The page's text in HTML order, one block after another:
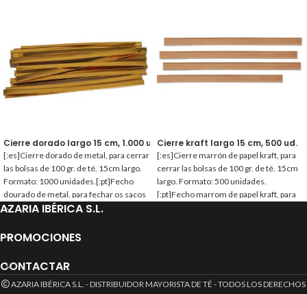
Cierre dorado largo 15 cm, 1.000 ud.
[:es]Cierre dorado de metal, para cerrar
las bolsas de 100 gr. de té. 15cm largo.
Formato: 1000 unidades.[:pt]Fecho
dourado de metal, para fechar os sacos
de 100 gr. de chá. 15cm comprimento.
Cierre kraft largo 15 cm, 500 ud.
[:es]Cierre marrón de papel kraft, para
cerrar las bolsas de 100 gr. de té. 15cm
largo. Formato: 500 unidades.
[:pt]Fecho marrom de papel kraft, para
AZARIA IBÉRICA S.L.
PROMOCIONES
CONTACTAR
AZARIA IBÉRICA S.L. - DISTRIBUIDOR MAYORISTA DE TÉ - TODOS LOS DERECHOS